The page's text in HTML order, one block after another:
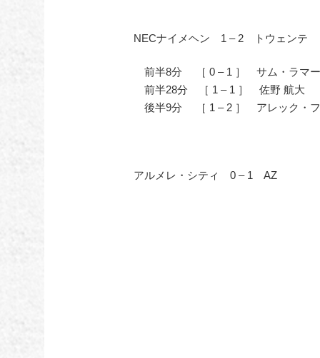
NECナイメヘン 1 – 2 トウェンテ
前半8分 ［ 0 – 1 ］ サム・ラマー
前半28分 ［ 1 – 1 ］ 佐野 航大
後半9分 ［ 1 – 2 ］ アレック・フ
アルメレ・シティ 0 – 1 AZ